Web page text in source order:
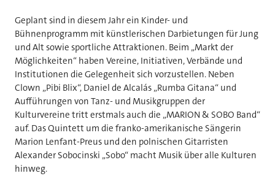
Geplant sind in diesem Jahr ein Kinder- und
Bühnenprogramm mit künstlerischen Darbietungen für Jung
und Alt sowie sportliche Attraktionen. Beim „Markt der
Möglichkeiten“ haben Vereine, Initiativen, Verbände und
Institutionen die Gelegenheit sich vorzustellen. Neben
Clown „Pibi Blix“, Daniel de Alcalás „Rumba Gitana“ und
Aufführungen von Tanz- und Musikgruppen der
Kulturvereine tritt erstmals auch die „MARION & SOBO Band“
auf. Das Quintett um die franko-amerikanische Sängerin
Marion Lenfant-Preus und den polnischen Gitarristen
Alexander Sobocinski „Sobo“ macht Musik über alle Kulturen
hinweg.